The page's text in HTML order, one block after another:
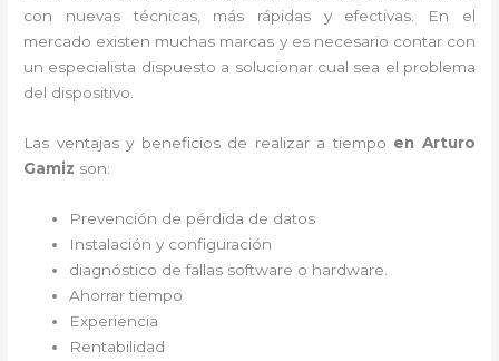
con nuevas técnicas, más rápidas y efectivas . En el
mercado existen muchas marcas y es necesario contar con
un especialista dispuesto a solucionar cual sea el problema
del dispositivo.
Las ventajas y beneficios de realizar a tiempo en Arturo
Gamiz son:
Prevención de pérdida de datos
Instalación y configuración
diagnóstico de fallas software o hardware
Ahorrar tiempo
Experiencia
Rentabilidad